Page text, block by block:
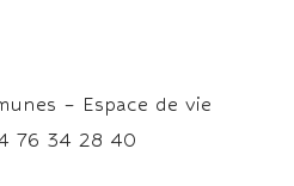
– Espace de vie
76 34 28 40